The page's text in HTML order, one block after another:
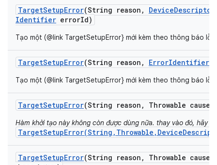
TargetSetupError(String reason , DeviceDescriptor
Identifier errorId)
Tạo một (@link TargetSetupError} mới kèm theo thông báo lỗi
TargetSetupError(String reason , ErrorIdentifier
Tạo một (@link TargetSetupError} mới kèm theo thông báo lỗi
TargetSetupError(String reason , Throwable cause)
Hàm khởi tạo này không còn được dùng nữa. thay vào đó, hãy
TargetSetupError(String reason , Throwable cause